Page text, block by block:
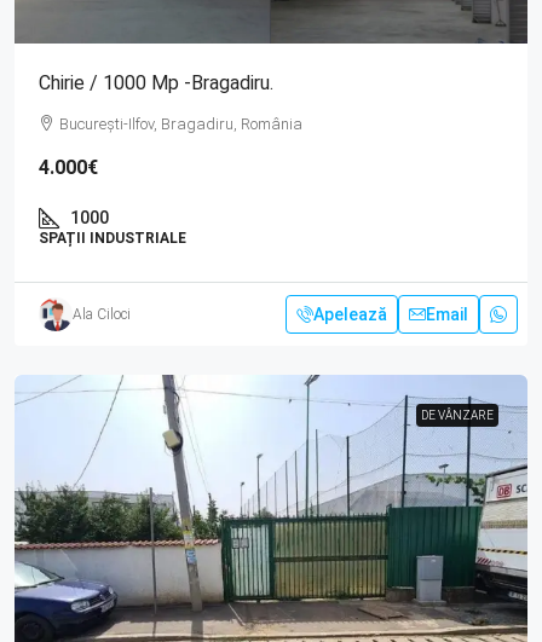
Chirie / 1000 Mp -Bragadiru.
București-Ilfov, Bragadiru, România
4.000€
1000
SPAȚII INDUSTRIALE
Ala Ciloci Apelează Email
DE VÂNZARE
DE VÂNZARE